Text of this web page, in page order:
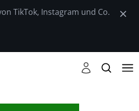
TikTok, Instagram und Co.